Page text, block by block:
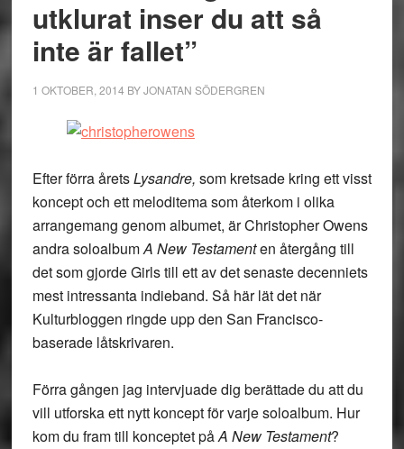
utklurat inser du att så
inte är fallet”
1 OKTOBER, 2014 BYJONATAN SÖDERGREN
Efter förra åretsLysandre, som kretsade kring ett visst
koncept och ett meloditema som återkom i olika
arrangemang genom albumet, är Christopher Owens
andra soloalbumA New Testamenten återgång till
det som gjorde Girls till ett av det senaste decenniets
mest intressanta indieband. Så här lät det när
Kulturbloggen ringde upp den San Francisco-
baserade låtskrivaren.
Förra gången jag intervjuade dig berättade du att du
vill utforska ett nytt koncept för varje soloalbum. Hur
kom du fram till konceptet påA New Testament?